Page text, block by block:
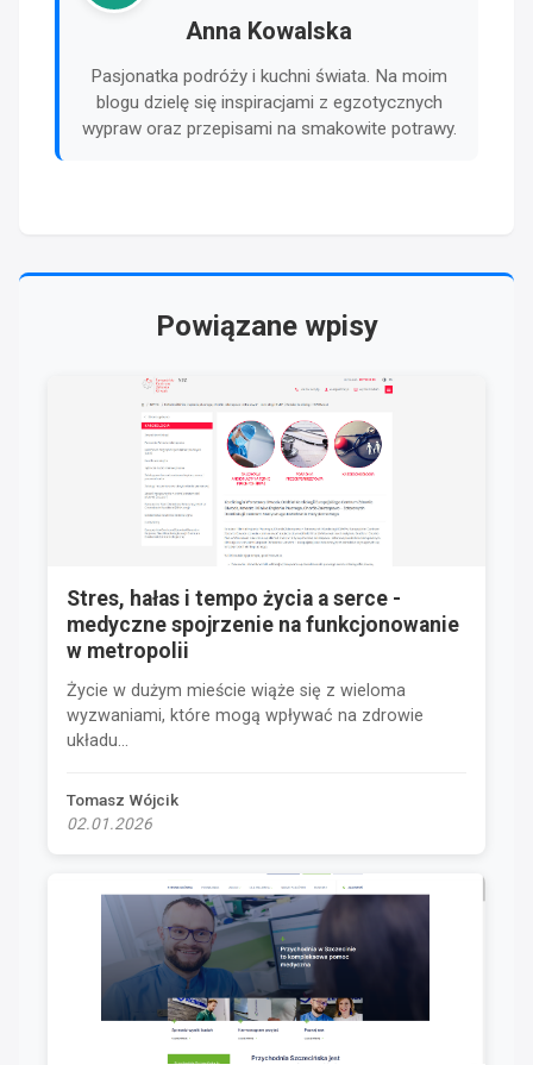
Anna Kowalska
Pasjonatka podróży i kuchni świata. Na moim
blogu dzielę się inspiracjami z egzotycznych
wypraw oraz przepisami na smakowite potrawy.
Powiązane wpisy
Stres, hałas i tempo życia a serce -
medyczne spojrzenie na funkcjonowanie
w metropolii
Życie w dużym mieście wiąże się z wieloma
wyzwaniami, które mogą wpływać na zdrowie
układu...
Tomasz Wójcik
02.01.2026